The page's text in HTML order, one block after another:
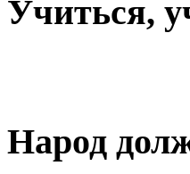
Учиться,
Народ